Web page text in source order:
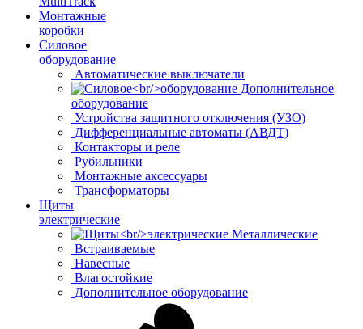
Монтажные
коробки
Силовое
оборудование
Автоматические выключатели
Дополнительное
оборудование
Устройства защитного отключения (УЗО)
Дифференциальные автоматы (АВДТ)
Контакторы и реле
Рубильники
Монтажные аксессуары
Трансформаторы
Щиты
электрические
Металлические
Встраиваемые
Навесные
Влагостойкие
Дополнительное оборудование